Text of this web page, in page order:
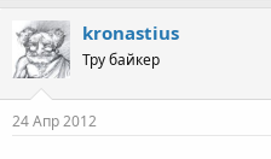
kronastius
Тру байкер
24 Апр 2012